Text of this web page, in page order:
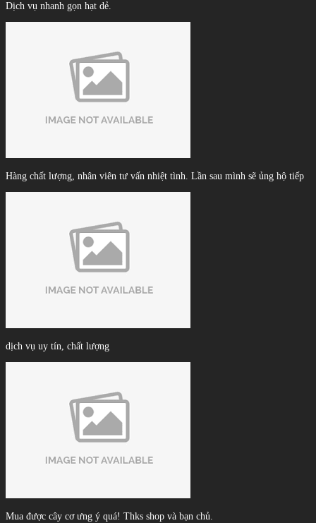
Dịch vụ nhanh gọn hạt dẻ.
Hàng chất lượng, nhân viên tư vấn nhiệt tình. Lần sau mình sẽ ủng hộ tiếp
dịch vụ uy tín, chất lượng
Mua được cây cơ ưng ý quá! Thks shop và bạn chủ.